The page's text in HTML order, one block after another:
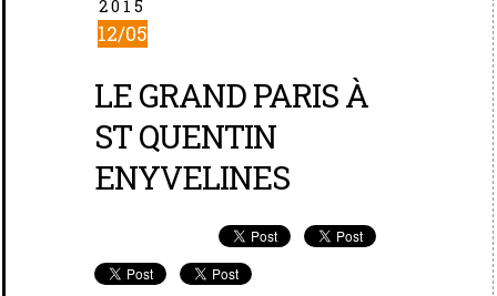
2015
12/05
LE GRAND PARIS À
ST QUENTIN
ENYVELINES